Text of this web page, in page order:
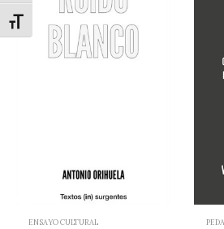
Alternar tamaño de letra
ENSAYO CULTURAL